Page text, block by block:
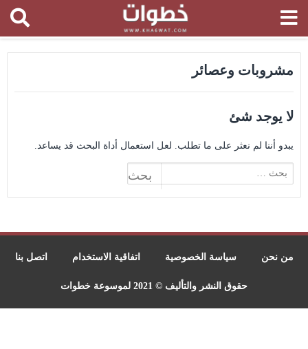
مشروبات وعصائر
لا يوجد شئ
يبدو أننا لم نعثر على ما تطلب. لعل استعمال أداة البحث قد يساعد.
عن:
من نحن سياسة الخصوصية اتفاقية الاستخدام اتصل بنا
حقوق النشر والتأليف © 2021 لموسوعة خطوات